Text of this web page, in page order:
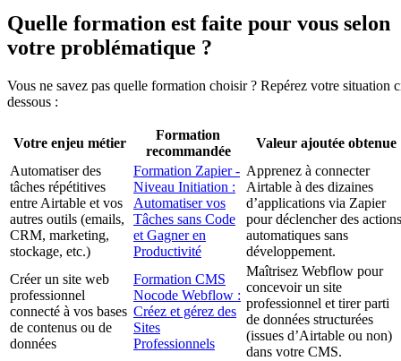
Quelle formation est faite pour vous selon
votre problématique ?
Vous ne savez pas quelle formation choisir ? Repérez votre situation
dessous :
Votre enjeu métier
Formation
recommandée
Valeur ajoutée obtenue
Automatiser des
tâches répétitives
entre Airtable et vos
autres outils (emails,
CRM, marketing,
stockage, etc.)
Formation Zapier -
Niveau Initiation :
Automatiser vos
Tâches sans Code
et Gagner en
Productivité
Apprenez à connecter
Airtable à des dizaines
d’applications via Zapier
pour déclencher des actions
automatiques sans
développement.
Créer un site web
professionnel
connecté à vos bases
de contenus ou de
données
Formation CMS
Nocode Webflow :
Créez et gérez des
Sites
Professionnels
Maîtrisez Webflow pour
concevoir un site
professionnel et tirer parti
de données structurées
(issues d’Airtable ou non)
dans votre CMS.